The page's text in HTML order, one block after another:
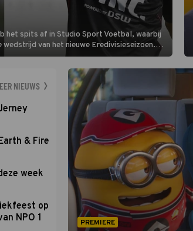
het spits af in Studio Sport Voetbal, waarbij
van het nieuwe Eredivisieseizoen.
wil aanvallend voetballen.
NIEUWS
& Fire
week
op
NPO 1
PREMIERE